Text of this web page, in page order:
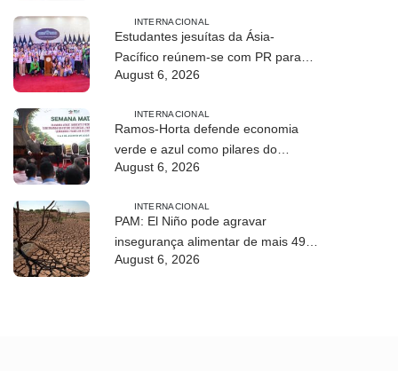
INTERNACIONAL
Estudantes jesuítas da Ásia-
Pacífico reúnem-se com PR para
conhecer processo de paz no país
August 6, 2026
INTERNACIONAL
Ramos-Horta defende economia
verde e azul como pilares do
desenvolvimento sustentável de
August 6, 2026
INTERNACIONAL
PAM: El Niño pode agravar
insegurança alimentar de mais 49
milhões de pessoas até 2027
August 6, 2026